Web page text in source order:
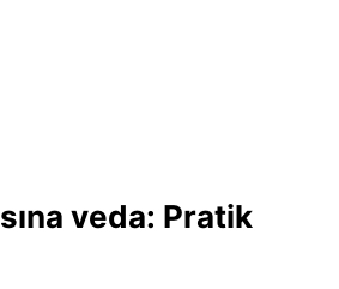
veda: Pratik